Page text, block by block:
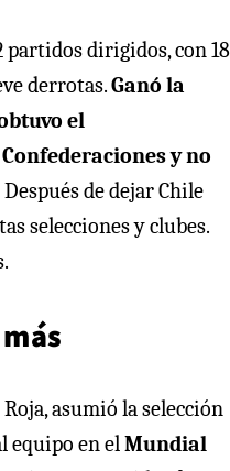
partidos dirigidos, con 18
derrotas.Ganó la
el
y no
Después de dejar Chile
selecciones y clubes.
asumió la selección
equipo en elMundial